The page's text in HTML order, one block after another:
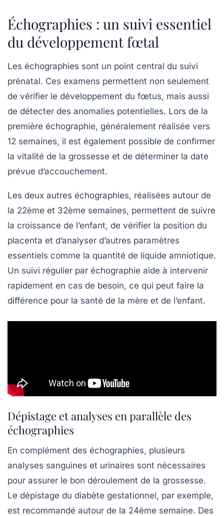
Échographies : un suivi essentiel
du développement fœtal
Les échographies sont un point central du suivi
prénatal. Ces examens permettent non seulement
de vérifier le développement du fœtus, mais aussi
de détecter des anomalies potentielles. Lors de la
première échographie, généralement réalisée vers
12 semaines, il est également possible de confirmer
la vitalité de la grossesse et de déterminer la date
prévue d’accouchement.
Les deux autres échographies, réalisées autour de
la 22ème et 32ème semaines, permettent de suivre
la croissance de l’enfant, de vérifier la position du
placenta et d’analyser d’autres paramètres
essentiels comme la quantité de liquide amniotique.
Un suivi régulier par échographie aide à intervenir
rapidement en cas de besoin, ce qui peut faire la
différence pour la santé de la mère et de l’enfant.
Dépistage et analyses en parallèle des
échographies
En complément des échographies, plusieurs
analyses sanguines et urinaires sont nécessaires
pour assurer le bon déroulement de la grossesse.
Le dépistage du diabète gestationnel, par exemple,
est recommandé autour de la 24ème semaine. Des